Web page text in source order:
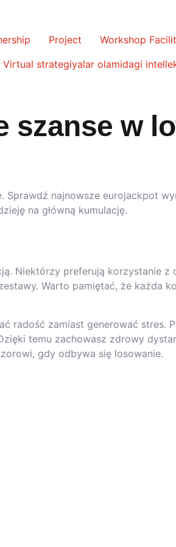
Project
Workshop
strategiyalar olamidagi
szanse w
najnowsze eurojackpot
na główną kumulację.
Niektórzy preferują korzystanie z
Warto pamiętać, że każda
radość zamiast generować stres.
temu zachowasz zdrowy
gdy odbywa się losowanie.